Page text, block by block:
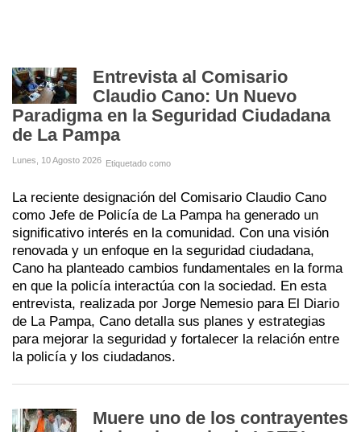
Entrevista al Comisario
Claudio Cano: Un Nuevo
Paradigma en la Seguridad Ciudadana
de La Pampa
Lunes, 10 Agosto 2026 Etiquetado como
La reciente designación del Comisario Claudio Cano
como Jefe de Policía de La Pampa ha generado un
significativo interés en la comunidad. Con una visión
renovada y un enfoque en la seguridad ciudadana,
Cano ha planteado cambios fundamentales en la forma
en que la policía interactúa con la sociedad. En esta
entrevista, realizada por Jorge Nemesio para El Diario
de La Pampa, Cano detalla sus planes y estrategias
para mejorar la seguridad y fortalecer la relación entre
la policía y los ciudadanos.
Muere uno de los contrayentes